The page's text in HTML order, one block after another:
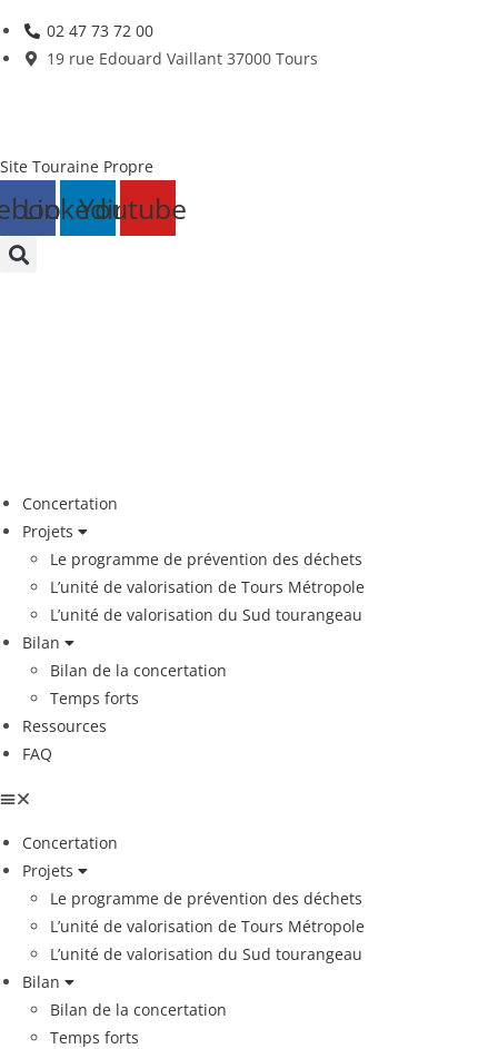
Skip
to
02 47 73 72 00
19 rue Edouard Vaillant 37000 Tours
Site Touraine Propre
LinkedinYoutube
Concertation
Projets
Le programme de prévention des déchets
L’unité de valorisation de Tours Métropole
L’unité de valorisation du Sud tourangeau
Bilan
Bilan de la concertation
Temps forts
Ressources
FAQ
Concertation
Projets
Le programme de prévention des déchets
L’unité de valorisation de Tours Métropole
L’unité de valorisation du Sud tourangeau
Bilan
Bilan de la concertation
Temps forts